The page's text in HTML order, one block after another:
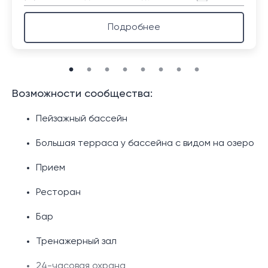
Подробнее
Возможности сообщества:
Пейзажный бассейн
Большая терраса у бассейна с видом на озеро
Прием
Ресторан
Бар
Тренажерный зал